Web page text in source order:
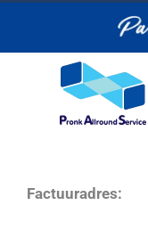
Factuuradres: